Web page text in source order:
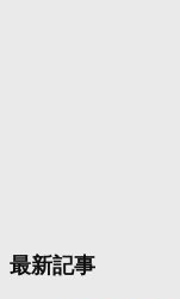
最新記事